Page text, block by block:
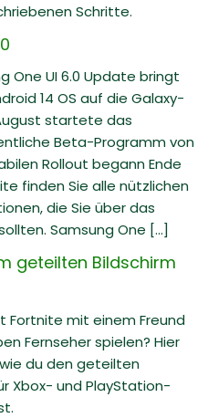
Schritte.
One UI 6.0 Update bringt
14 OS auf die Galaxy-
startete das
Beta-Programm von
Rollout begann Ende
finden Sie alle nützlichen
die Sie über das
Samsung One [...]
geteilten Bildschirm
Fortnite mit einem Freund
Fernseher spielen? Hier
du den geteilten
Xbox- und PlayStation-